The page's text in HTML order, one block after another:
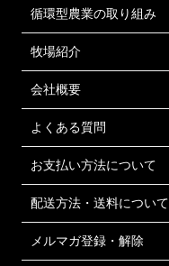
循環型農業の取り組み
牧場紹介
会社概要
よくある質問
お支払い方法について
配送方法・送料について
メルマガ登録・解除